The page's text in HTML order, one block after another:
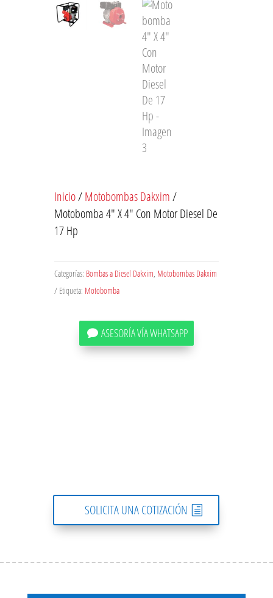
Inicio/Motobombas Dakxim/
Motobomba 4″ X 4″ Con Motor Diesel De
17 Hp
Categorías: Bombas a Diesel Dakxim, Motobombas Dakxim
Etiqueta: Motobomba
ASESORÍA VÍA WHATSAPP
SOLICITA UNA COTIZACIÓN